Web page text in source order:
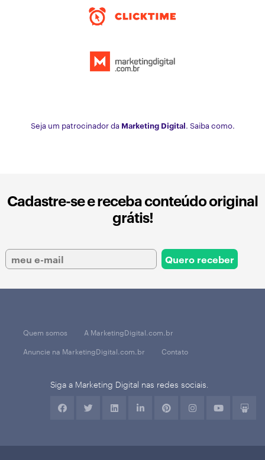
Seja um patrocinador da Marketing Digital. Saiba como.
Cadastre-se e receba conteúdo original
grátis!
Quem somos
A MarketingDigital.com.br
Anuncie na MarketingDigital.com.br
Contato
Siga a Marketing Digital nas redes sociais.